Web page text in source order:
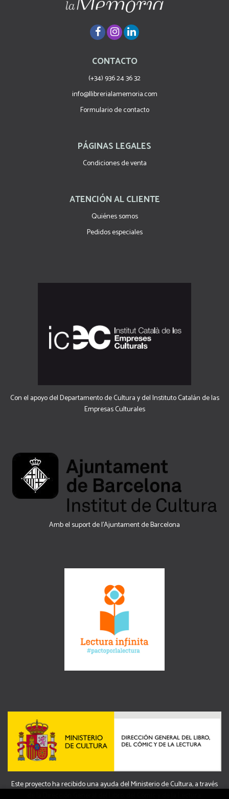
CONTACTO
(+34) 936 24 36 32
info@llibrerialamemoria.com
Formulario de contacto
PÁGINAS LEGALES
Condiciones de venta
ATENCIÓN AL CLIENTE
Quiénes somos
Pedidos especiales
Con el apoyo del Departamento de Cultura y del Instituto Catalán de las
Empresas Culturales
Amb el suport de l’Ajuntament de Barcelona
Este proyecto ha recibido una ayuda del Ministerio de Cultura, a través